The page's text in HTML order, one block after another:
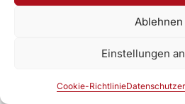
Ablehnen
Einstellungen
Cookie-Richtlinie
Zur DAV